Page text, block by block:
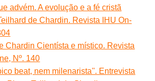
advém. A evolução e a fé cristã
de Chardin. Revista IHU On-
Chardin Cientísta e místico. Revista
Nº. 140
beat, nem milenarista''. Entrevista